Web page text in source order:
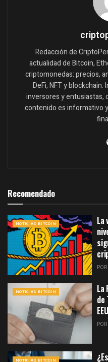
Redacción de
actualidad de Bitcoin,
criptomonedas: precios,
DeFi, NFT y
inversores y entusiastas,
contenido es informativo
Recomendado
NOTICIAS BITCOIN
La
POR
NOTICIAS BITCOIN
La
de
POR
NOTICIAS BITCOIN